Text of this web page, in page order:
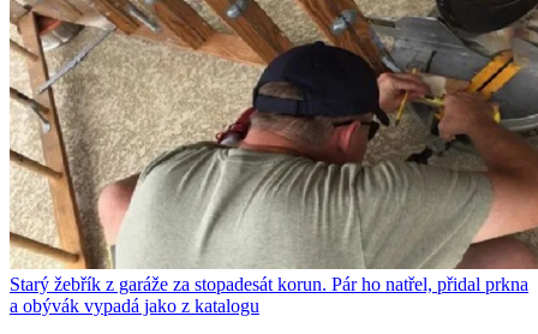
Starý žebřík z garáže za stopadesát korun. Pár ho natřel, přidal prkna
a obývák vypadá jako z katalogu